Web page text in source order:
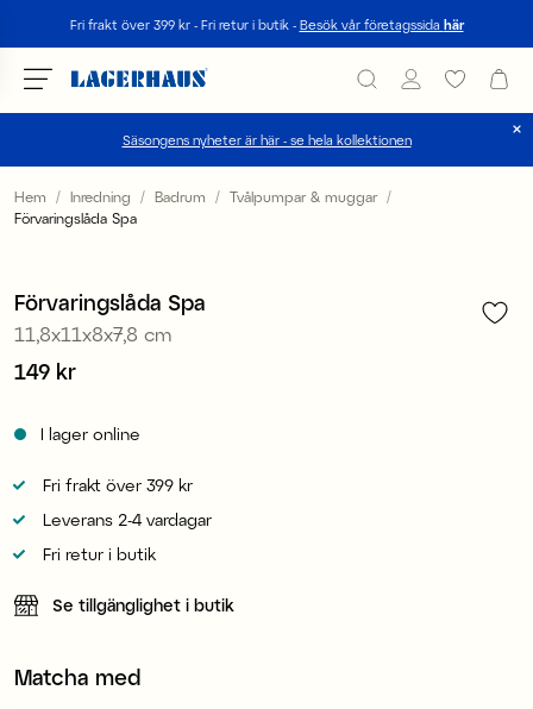
Fri frakt över 399 kr - Fri retur i butik - Besök vår företagssida här
Säsongens nyheter är här - se hela kollektionen
Välj språk / valuta
NO / NKR
Hem Inredning Badrum
Tvålpumpar & muggar
Förvaringslåda Spa
Förvaringslåda Spa
11,8x11x8x7,8 cm
Pris :149 kr
149 kr
I lager online
Fri frakt över 399 kr
Leverans 2-4 vardagar
Fri retur i butik
Se tillgänglighet i butik
Matcha med